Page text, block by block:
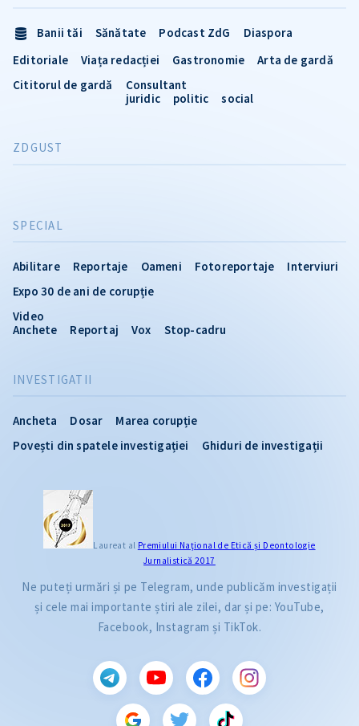
INVESTIGATII
Ancheta Dosar
Marea corupție
Povești din spatele investigației
Ghiduri de investigații
SPECIAL
Abilitare Reportaje Oameni Fotoreportaje
Interviuri
Expo 30 de ani de corupție
Video
Anchete
Reportaj Vox Stop-cadru
Banii tăi Sănătate Podcast ZdG
Diaspora
Editoriale
Viața redacției Gastronomie
Arta de gardă
Cititorul de gardă
Consultant
juridic
politic social
ZDGUST
Laureat al Premiului Naţional de Etică și Deontologie
Jurnalistică 2017
Ne puteți urmări și pe Telegram, unde publicăm investigații
și cele mai importante știri ale zilei, dar și pe: YouTube,
Facebook, Instagram și TikTok.